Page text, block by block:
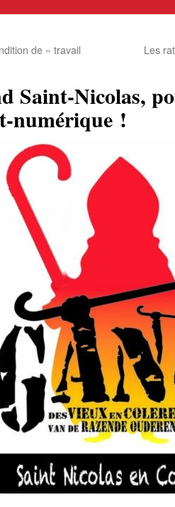
de « travail
Les
Saint-Nicolas,
numérique !